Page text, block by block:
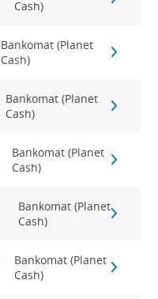
Cash)
Bankomat (Planet
Cash)
Bankomat (Planet
Cash)
Bankomat (Planet
Cash)
Bankomat (Planet
Cash)
Bankomat (Planet
Cash)